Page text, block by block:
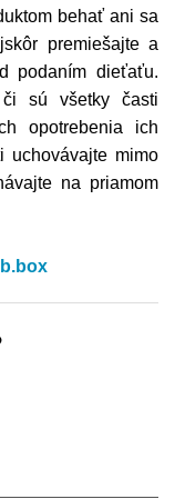
behať ani sa
premiešajte a
podaním dieťaťu.
či sú všetky časti
opotrebenia ich
uchovávajte mimo
na priamom